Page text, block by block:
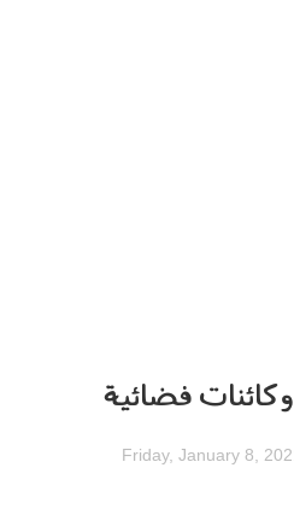
فضائية
Friday, January 8,